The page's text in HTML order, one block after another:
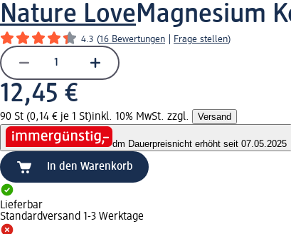
Nature LoveMagnesium
4.3 (16 Bewertungen Frage stellen)
12,45 €
90 St (0,14 € je 1 St)inkl. 10% MwSt. zzgl. Versand
dm Dauerpreisnicht erhöht seit 07.05.2025
In den Warenkorb
Lieferbar
Standardversand 1-3 Werktage